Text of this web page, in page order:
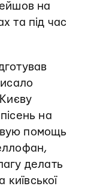
на
та під час
на
помощь
делать
київської